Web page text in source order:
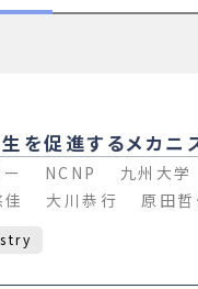
を促進するメカニ
NCNP 九州大学
大川恭行 原田哲